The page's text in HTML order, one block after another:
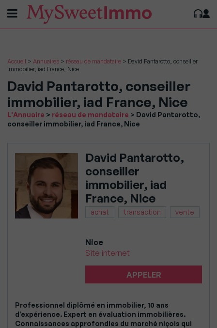
Accueil > Annuaires > réseau de mandataire > David Pantarotto, conseiller
immobilier, iad France, Nice
David Pantarotto, conseiller
immobilier, iad France, Nice
Vous
êtes
:
L'Annuaire > réseau de mandataire > David Pantarotto,
conseiller immobilier, iad France, Nice
David Pantarotto,
conseiller
immobilier, iad
France, Nice
achat transaction vente
Nice
Site internet
APPELER
Professionnel diplômé en immobilier, 10 ans
d’expérience. Expert en évaluation immobilières.
Connaissances approfondies du marché niçois qui